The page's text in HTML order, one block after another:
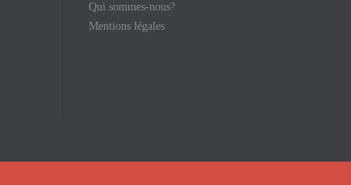
Qui sommes-nous?
Mentions légales